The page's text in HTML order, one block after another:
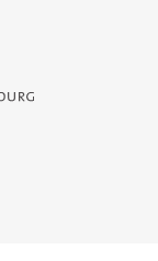
- Service